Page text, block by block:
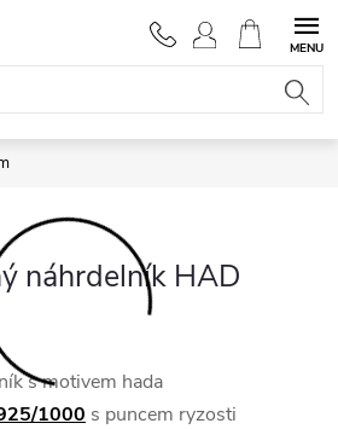
NÁKUPNÍ
KOŠÍK
náhrdelník HAD
s motivem hada
1000 s puncem ryzosti